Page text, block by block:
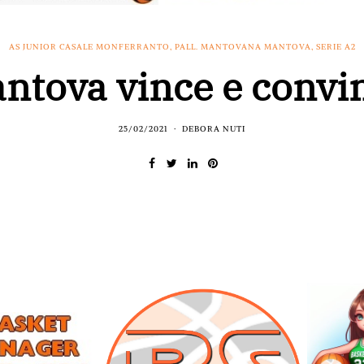
AS JUNIOR CASALE MONFERRANTO, PALL. MANTOVANA MANTOVA, SERIE A2
vince e
25/02/2021 DEBORA NUTI